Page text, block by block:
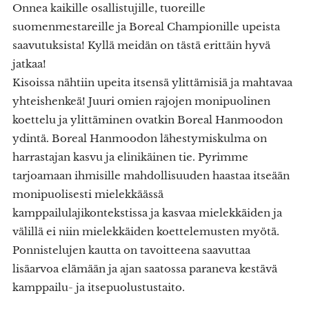
Onnea kaikille osallistujille, tuoreille
suomenmestareille ja Boreal Championille upeista
saavutuksista! Kyllä meidän on tästä erittäin hyvä
jatkaa!
Kisoissa nähtiin upeita itsensä ylittämisiä ja mahtavaa
yhteishenkeä! Juuri omien rajojen monipuolinen
koettelu ja ylittäminen ovatkin Boreal Hanmoodon
ydintä. Boreal Hanmoodon lähestymiskulma on
harrastajan kasvu ja elinikäinen tie. Pyrimme
tarjoamaan ihmisille mahdollisuuden haastaa itseään
monipuolisesti mielekkäässä
kamppailulajikontekstissa ja kasvaa mielekkäiden ja
välillä ei niin mielekkäiden koettelemusten myötä.
Ponnistelujen kautta on tavoitteena saavuttaa
lisäarvoa elämään ja ajan saatossa paraneva kestävä
kamppailu- ja itsepuolustustaito.